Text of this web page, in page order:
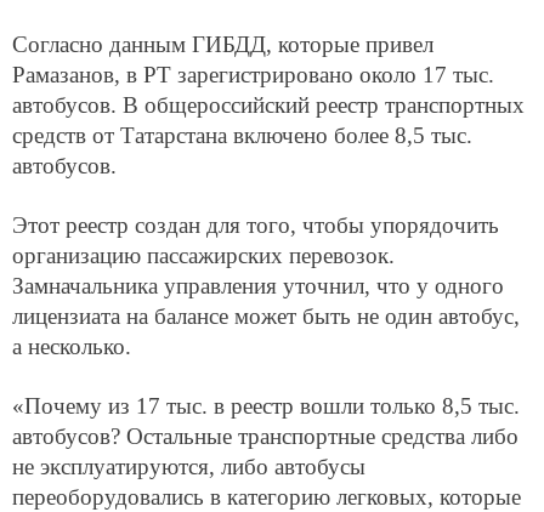
Согласно данным ГИБДД, которые привел
Рамазанов, в РТ зарегистрировано около 17 тыс.
автобусов. В общероссийский реестр транспортных
средств от Татарстана включено более 8,5 тыс.
автобусов.
Этот реестр создан для того, чтобы упорядочить
организацию пассажирских перевозок.
Замначальника управления уточнил, что у одного
лицензиата на балансе может быть не один автобус,
а несколько.
«Почему из 17 тыс. в реестр вошли только 8,5 тыс.
автобусов? Остальные транспортные средства либо
не эксплуатируются, либо автобусы
переоборудовались в категорию легковых, которые